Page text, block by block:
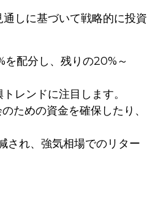
しに基づいて戦略的に投資
配分し、残りの20%～
レンドに注目します。
ための資金を確保したり、
され、強気相場でのリター